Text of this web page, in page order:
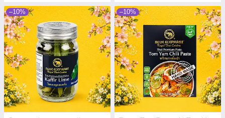
–10% –10%